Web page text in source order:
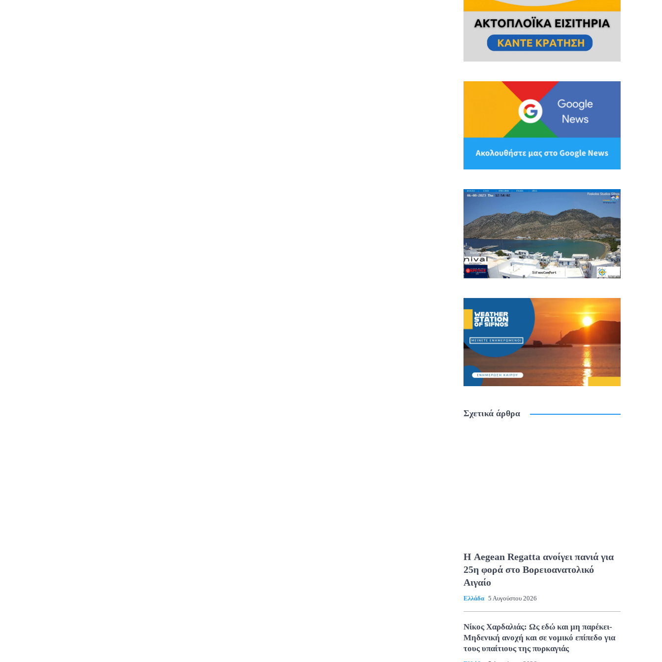
Σχετικά άρθρα
Η Aegean Regatta ανοίγει πανιά για
25η φορά στο Βορειοανατολικό
Αιγαίο
Ελλάδα 5 Αυγούστου 2026
Νίκος Χαρδαλιάς: Ως εδώ και μη παρέκει-
Μηδενική ανοχή και σε νομικό επίπεδο για
τους υπαίτιους της πυρκαγιάς